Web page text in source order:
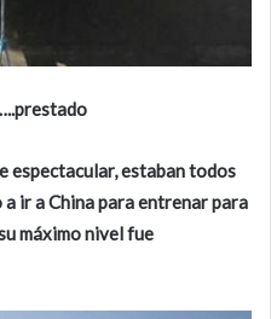
espectacular, estaban todos
ir a China para entrenar para
máximo nivel fue